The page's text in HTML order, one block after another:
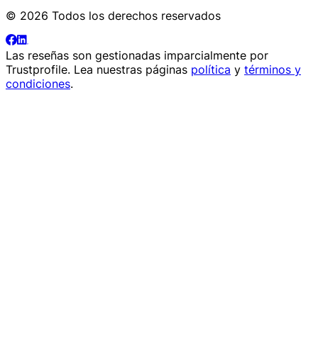
© 2026 Todos los derechos reservados
Las reseñas son gestionadas imparcialmente por
Trustprofile. Lea nuestras páginas política y términos y
condiciones.